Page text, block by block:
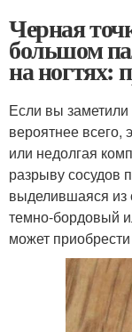
Черная
большом
на ногтях:
Если вы заметили
вероятнее всего,
или недолгая
разрыву сосудов
выделившаяся из
темно-бордовый
может